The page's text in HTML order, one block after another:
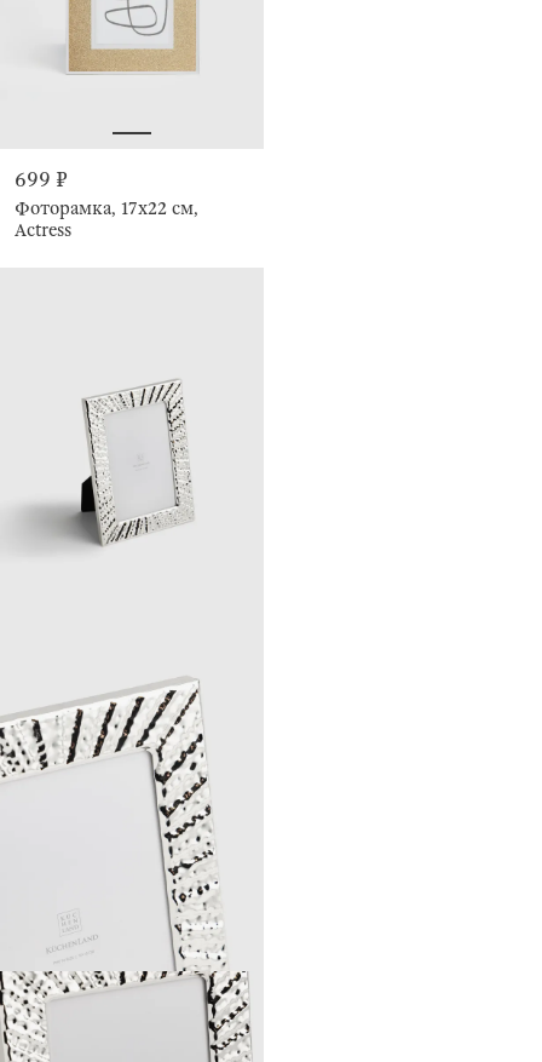
699 ₽
Фоторамка, 17х22 см,
Actress